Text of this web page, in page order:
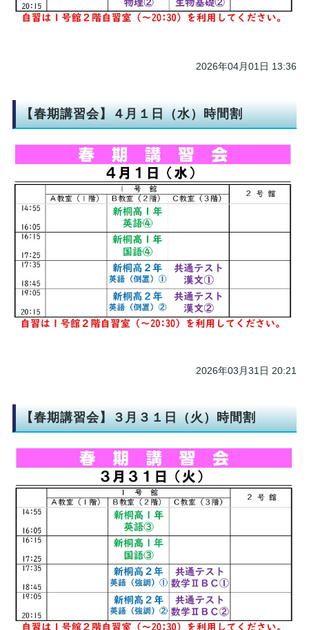
2026年04月01日 13:36
【春期講習会】４月１日（水）時間割
2026年03月31日 20:21
【春期講習会】３月３１日（火）時間割